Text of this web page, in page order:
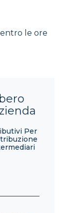
le ore
Per